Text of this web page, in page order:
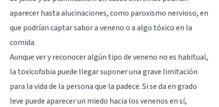
aparecer hasta alucinaciones, como paroxismo nervioso, en
que podrían captar sabor a veneno o a algo tóxico en la
comida.
Aunque ver y reconocer algún tipo de veneno no es habitual,
la toxicofobia puede llegar suponer una grave limitación
para la vida de la persona que la padece. Si se da en grado
leve puede aparecer un miedo hacia los venenos en sí,